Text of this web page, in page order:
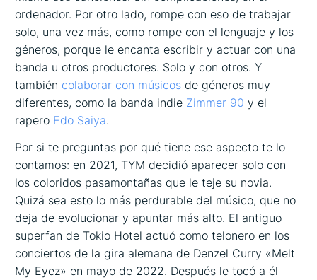
ordenador. Por otro lado, rompe con eso de trabajar
solo, una vez más, como rompe con el lenguaje y los
géneros, porque le encanta escribir y actuar con una
banda u otros productores. Solo y con otros. Y
también colaborar con músicos de géneros muy
diferentes, como la banda indie Zimmer 90 y el
rapero Edo Saiya.
Por si te preguntas por qué tiene ese aspecto te lo
contamos: en 2021, TYM decidió aparecer solo con
los coloridos pasamontañas que le teje su novia.
Quizá sea esto lo más perdurable del músico, que no
deja de evolucionar y apuntar más alto. El antiguo
superfan de Tokio Hotel actuó como telonero en los
conciertos de la gira alemana de Denzel Curry «Melt
My Eyez» en mayo de 2022. Después le tocó a él